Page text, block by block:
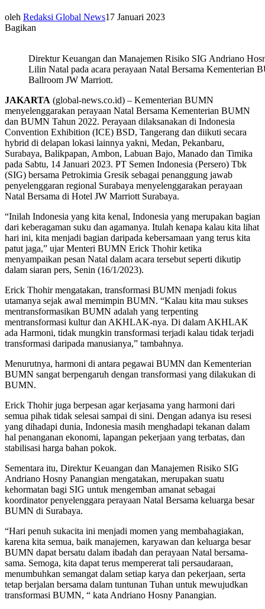
oleh Redaksi Global News17 Januari 2023
Bagikan
Direktur Keuangan dan Manajemen Risiko SIG Andriano
Lilin Natal pada acara perayaan Natal Bersama
Ballroom JW Marriott.
JAKARTA (global-news.co.id) – Kementerian BUMN
menyelenggarakan perayaan Natal Bersama Kementerian BUMN
dan BUMN Tahun 2022. Perayaan dilaksanakan di Indonesia
Convention Exhibition (ICE) BSD, Tangerang dan diikuti secara
hybrid di delapan lokasi lainnya yakni, Medan, Pekanbaru,
Surabaya, Balikpapan, Ambon, Labuan Bajo, Manado dan Timika
pada Sabtu, 14 Januari 2023. PT Semen Indonesia (Persero) Tbk
(SIG) bersama Petrokimia Gresik sebagai penanggung jawab
penyelenggaran regional Surabaya menyelenggarakan perayaan
Natal Bersama di Hotel JW Marriott Surabaya.
“Inilah Indonesia yang kita kenal, Indonesia yang merupakan bagian
dari keberagaman suku dan agamanya. Itulah kenapa kalau kita lihat
hari ini, kita menjadi bagian daripada kebersamaan yang terus kita
patut jaga,” ujar Menteri BUMN Erick Thohir ketika
menyampaikan pesan Natal dalam acara tersebut seperti dikutip
dalam siaran pers, Senin (16/1/2023).
Erick Thohir mengatakan, transformasi BUMN menjadi fokus
utamanya sejak awal memimpin BUMN. “Kalau kita mau sukses
mentransformasikan BUMN adalah yang terpenting
mentransformasi kultur dan AKHLAK-nya. Di dalam AKHLAK
ada Harmoni, tidak mungkin transformasi terjadi kalau tidak terjadi
transformasi daripada manusianya,” tambahnya.
Menurutnya, harmoni di antara pegawai BUMN dan Kementerian
BUMN sangat berpengaruh dengan transformasi yang dilakukan di
BUMN.
Erick Thohir juga berpesan agar kerjasama yang harmoni dari
semua pihak tidak selesai sampai di sini. Dengan adanya isu resesi
yang dihadapi dunia, Indonesia masih menghadapi tekanan dalam
hal penanganan ekonomi, lapangan pekerjaan yang terbatas, dan
stabilisasi harga bahan pokok.
Sementara itu, Direktur Keuangan dan Manajemen Risiko SIG
Andriano Hosny Panangian mengatakan, merupakan suatu
kehormatan bagi SIG untuk mengemban amanat sebagai
koordinator penyelenggara perayaan Natal Bersama keluarga besar
BUMN di Surabaya.
“Hari penuh sukacita ini menjadi momen yang membahagiakan,
karena kita semua, baik manajemen, karyawan dan keluarga besar
BUMN dapat bersatu dalam ibadah dan perayaan Natal bersama-
sama. Semoga, kita dapat terus mempererat tali persaudaraan,
menumbuhkan semangat dalam setiap karya dan pekerjaan, serta
tetap berjalan bersama dalam tuntunan Tuhan untuk mewujudkan
transformasi BUMN, “ kata Andriano Hosny Panangian.